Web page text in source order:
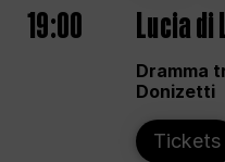
19:00 Lucia
Dramma
Donizetti
Tickets